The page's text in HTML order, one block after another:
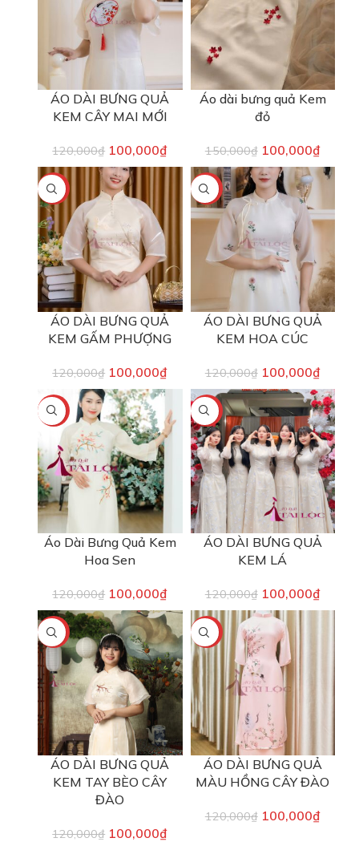
ÁO DÀI BƯNG QUẢ
KEM CÂY MAI MỚI
120,000₫ 100,000₫
Áo dài bưng quả Kem
đỏ
150,000₫ 100,000₫
-17%
ÁO DÀI BƯNG QUẢ
KEM GẤM PHƯỢNG
120,000₫ 100,000₫
-17%
ÁO DÀI BƯNG QUẢ
KEM HOA CÚC
120,000₫ 100,000₫
-17%
Áo Dài Bưng Quả Kem
Hoa Sen
120,000₫ 100,000₫
-17%
ÁO DÀI BƯNG QUẢ
KEM LÁ
120,000₫ 100,000₫
-17%
ÁO DÀI BƯNG QUẢ
KEM TAY BÈO CÂY
ĐÀO
120,000₫ 100,000₫
-17%
ÁO DÀI BƯNG QUẢ
MÀU HỒNG CÂY ĐÀO
120,000₫ 100,000₫